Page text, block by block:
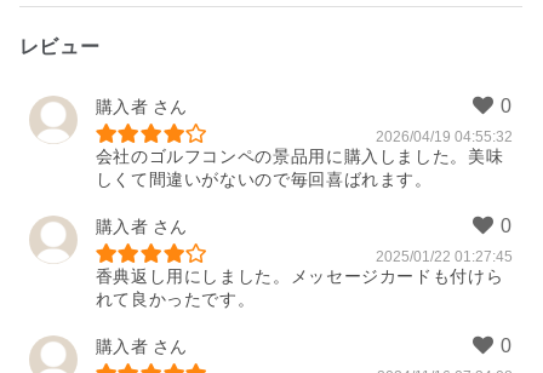
レビュー
購入者
2026/04/19 04:55:32
会社のゴルフコンペの景品用に購入しました。美味
しくて間違いがないので毎回喜ばれます。
購入者
2025/01/22 01:27:45
香典返し用にしました。メッセージカードも付けら
れて良かったです。
購入者